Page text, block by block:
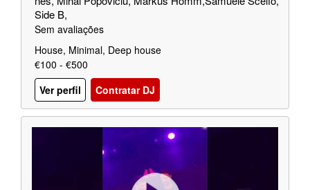
Side B,
Sem avaliações
House, Minimal, Deep house
€100 - €500
Ver perfil
Contratar DJ